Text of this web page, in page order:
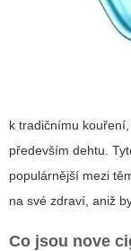
k tradičnímu
především dehtu.
populárnější mezi
na své zdraví, aniž
Co jsou nove